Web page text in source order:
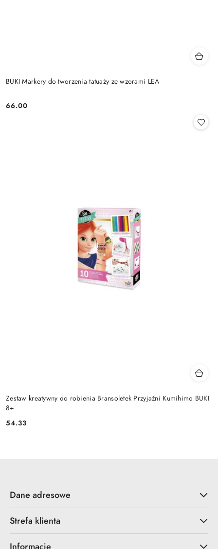
BUKI Markery do tworzenia tatuaży ze wzorami LEA
Cena:
66.00
Zestaw kreatywny do robienia Bransoletek Przyjaźni Kumihimo BUKI
8+
Cena:
54.33
Dane adresowe
Strefa klienta
Informacje